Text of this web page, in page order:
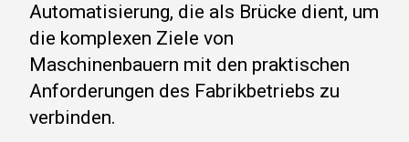
Automatisierung, die als Brücke dient, um
die komplexen Ziele von
Maschinenbauern mit den praktischen
Anforderungen des Fabrikbetriebs zu
verbinden.